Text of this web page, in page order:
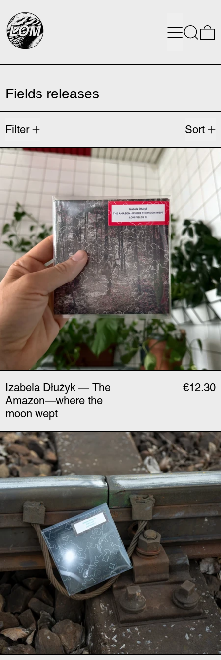
MenuSearch
Fields releases
Filter
Sort
Izabela Dłużyk — The
Izabela Dłużyk — The
Amazon—where the
moon wept
€12.30
Stanislav Abrahám —